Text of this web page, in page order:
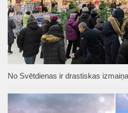
No Svētdienas ir drastiskas